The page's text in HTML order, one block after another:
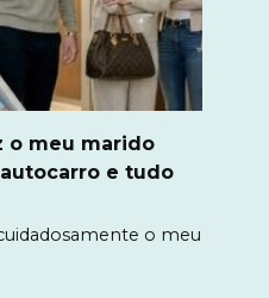
o meu marido
e tudo
o meu